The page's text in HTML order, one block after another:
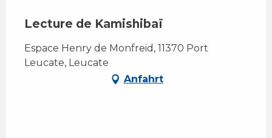
Lecture de Kamishibaï
Espace Henry de Monfreid, 11370 Port
Leucate, Leucate
Anfahrt